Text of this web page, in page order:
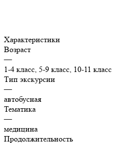
Характеристики
Возраст
—
1-4 класс, 5-9 класс, 10-11 класс
Тип экскурсии
—
автобусная
Тематика
—
медицина
Продолжительность